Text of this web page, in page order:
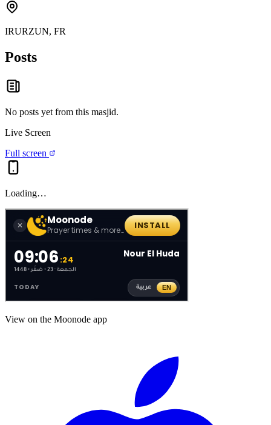
IRURZUN, FR
Posts
No posts yet from this masjid.
Live Screen
Full screen
Loading…
View on the Moonode app